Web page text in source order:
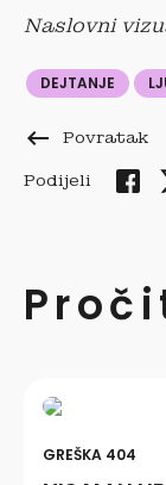
Naslovni
DEJTANJE
keyboard_backspace Povratak
Podijeli
GREŠKA 404